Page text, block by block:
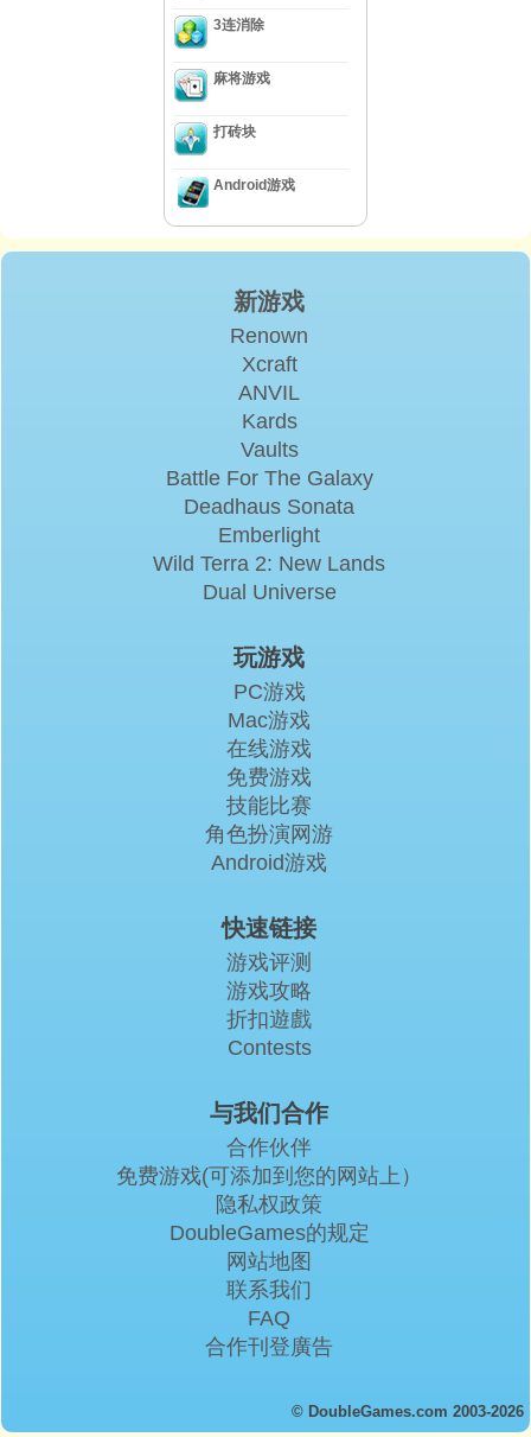
3连消除
麻将游戏
打砖块
Android游戏
新游戏
Renown
Xcraft
ANVIL
Kards
Vaults
Battle For The Galaxy
Deadhaus Sonata
Emberlight
Wild Terra 2: New Lands
Dual Universe
玩游戏
PC游戏
Mac游戏
在线游戏
免费游戏
技能比赛
角色扮演网游
Android游戏
快速链接
游戏评测
游戏攻略
折扣遊戲
Contests
与我们合作
合作伙伴
免费游戏(可添加到您的网站上）
隐私权政策
DoubleGames的规定
网站地图
联系我们
FAQ
合作刊登廣告
© DoubleGames.com 2003-2026